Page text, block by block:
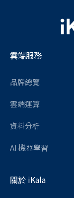
雲端服務
品牌總覽
雲端運算
資料分析
AI 機器學習
關於 iKala